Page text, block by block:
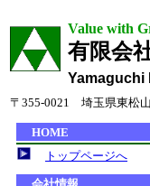
Value with
有限会
Yamaguchi
〒355-0021 埼玉県東松